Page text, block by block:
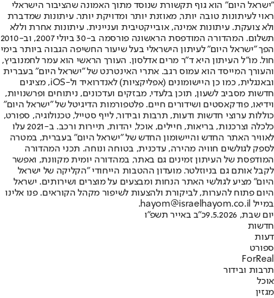
"ישראל היום" הוא גוף תקשורת שנוסד מתוך האמונה שהציבור הישראלי
ראוי לעיתונות טובה יותר, מאוזנת יותר ומדויקת יותר. עיתונות שמדברת
ולא צועקת. עיתונות אמינה, אובייקטיבית ועניינית. עיתונות אחרת וללא
תשלום. המהדורה המודפסת הראשונה פורסמה ב-30 ביולי 2007, וב-2010
הפך "ישראל היום" לעיתון הישראלי בעל שיעור החשיפה הגבוה ביותר בימי
חול. מו"ל העיתון היא ד"ר מרים אדלסון. העורך הראשי הוא עמר לחמנוביץ,
והעורך המייסד הוא עמוס רגב. אתרי האינטרנט של "ישראל היום" בעברית
ובאנגלית, כמו כן היישומונים (אפליקציות) לאנדרואיד ול-iOS, מציגים
חדשות מסביב לשעון, תוכן בלעדי, מבזקים ועדכונים, ניתוחים ופרשנויות,
וידיאו, פודקאסטים ושידורים חיים. פלטפורמות הדיגיטל של "ישראל היום"
כוללות ערוצי חדשות ודעות, תרבות ובידור, לייף סטייל, טכנולוגיה, ספורט,
כלכלה וצרכנות, בריאות, חיילים, אוכל, יהדות, תיירות ורכב. ב-2021 עלו
לאוויר האתר החדש והיישומון החדש של "ישראל היום" בעברית, במטרה
לספק לגולשים חוויה מהירה, עדכנית, בטוחה ונוחה. תכני המהדורה
המודפסת של העיתון זמינים גם באתר, במהדורה יומית מקוונת, ואפשר
לקבל אותם גם בניוזלטר. מועדון ההטבות הייחודי "הקליקה של ישראל
היום" מציע לגולשי האתר הנחות ומבצעים על מוצרים ושירותים. ישראל
היום פתוח להערות, לביקורת ולהצעות לשיפור מקהל הקוראים. פנו אלינו
במייל hayom@israelhayom.co.il.
יום שבת, 9.5.2026
כ"ב באייר תשפ"ו
חדשות
דעות
ספורט
ForReal
תרבות ובידור
אוכל
מגזין